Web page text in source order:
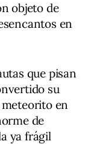
objeto de
en
que pisan
su
en
de
ya frágil